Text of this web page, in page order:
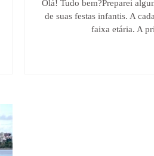
Olá! Tudo bem?Preparei
de suas festas infantis. A
faixa etária. A